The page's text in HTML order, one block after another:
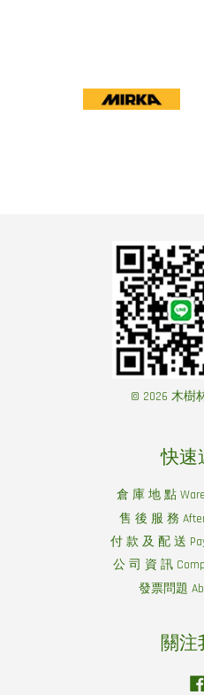
© 2026 木樹
快速
倉 庫 地 點
售 後 服 務
付 款 及 配 送
公 司 資 訊
發票問題
關注